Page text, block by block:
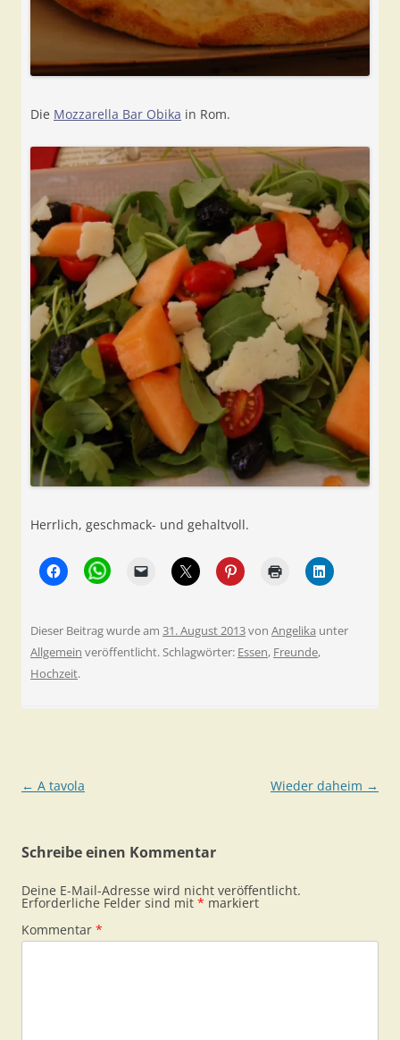
Die Mozzarella Bar Obika in Rom.
Herrlich, geschmack- und gehaltvoll.
Dieser Beitrag wurde am 31. August 2013von Angelika unter
Allgemein veröffentlicht. Schlagwörter: Essen, Freunde,
Hochzeit.
Beitragsnavigation
← A tavola Wieder daheim →
Schreibe einen Kommentar
Deine E-Mail-Adresse wird nicht veröffentlicht.
Erforderliche Felder sind mit * markiert
Kommentar *